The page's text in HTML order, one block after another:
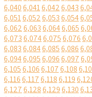
6,0406,0416,0426,043
6,0516,0526,0536,054
6,0626,0636,0646,065
6,0736,0746,0756,076
6,0836,0846,0856,086
6,0946,0956,0966,097
6,1056,1066,1076,108
6,1166,1176,1186,119
6,1276,1286,1296,130